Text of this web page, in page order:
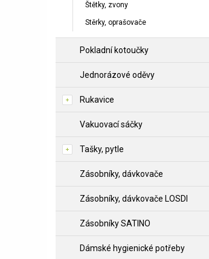
Štětky, zvony
Stěrky, oprašovače
Pokladní kotoučky
Jednorázové oděvy
Rukavice
Vakuovací sáčky
Tašky, pytle
Zásobníky, dávkovače
Zásobníky, dávkovače LOSDI
Zásobníky SATINO
Dámské hygienické potřeby